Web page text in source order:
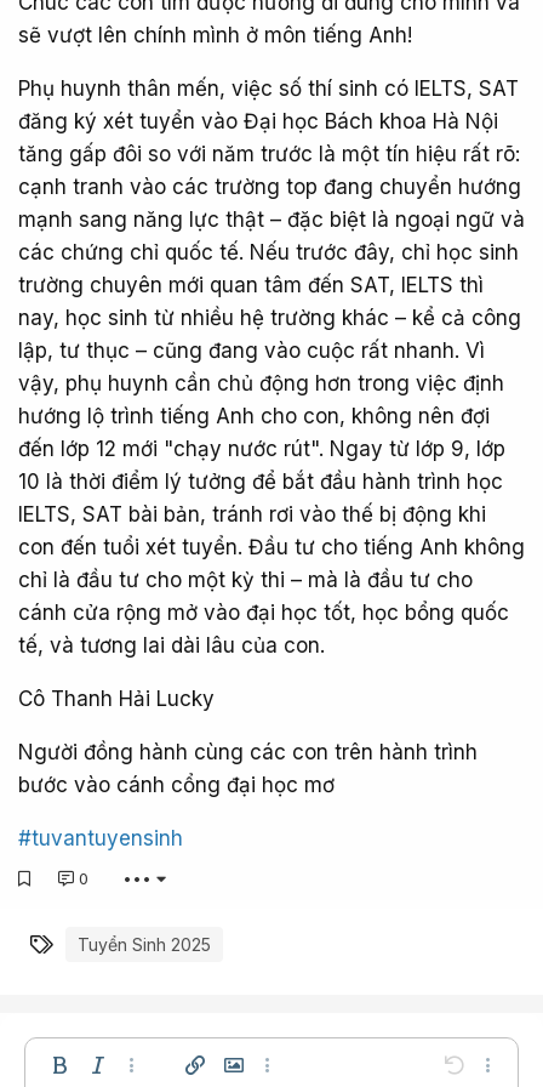
sẽ vượt lên chính mình ở môn tiếng Anh!
Phụ huynh thân mến, việc số thí sinh có IELTS, SAT
đăng ký xét tuyển vào Đại học Bách khoa Hà Nội
tăng gấp đôi so với năm trước là một tín hiệu rất rõ:
cạnh tranh vào các trường top đang chuyển hướng
mạnh sang năng lực thật – đặc biệt là ngoại ngữ và
các chứng chỉ quốc tế. Nếu trước đây, chỉ học sinh
trường chuyên mới quan tâm đến SAT, IELTS thì
nay, học sinh từ nhiều hệ trường khác – kể cả công
lập, tư thục – cũng đang vào cuộc rất nhanh. Vì
vậy, phụ huynh cần chủ động hơn trong việc định
hướng lộ trình tiếng Anh cho con, không nên đợi
đến lớp 12 mới "chạy nước rút". Ngay từ lớp 9, lớp
10 là thời điểm lý tưởng để bắt đầu hành trình học
IELTS, SAT bài bản, tránh rơi vào thế bị động khi
con đến tuổi xét tuyển. Đầu tư cho tiếng Anh không
chỉ là đầu tư cho một kỳ thi – mà là đầu tư cho
cánh cửa rộng mở vào đại học tốt, học bổng quốc
tế, và tương lai dài lâu của con.
Cô Thanh Hải Lucky
Người đồng hành cùng các con trên hành trình
bước vào cánh cổng đại học mơ
#tuvantuyensinh
0 •••
Từ khóa
Tuyển Sinh 2025
Bold In nghiêngThêm tùy chọn…
Chèn liên kết
Chèn hình ảnh
Thêm tùy chọn… Undo Thêm